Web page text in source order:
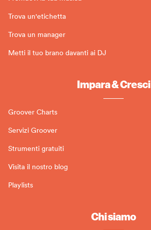
Trova un'etichetta
Trova un manager
Metti il tuo brano davanti ai DJ
Impara & Cresci
Groover Charts
Servizi Groover
Strumenti gratuiti
Visita il nostro blog
Playlists
Chi siamo